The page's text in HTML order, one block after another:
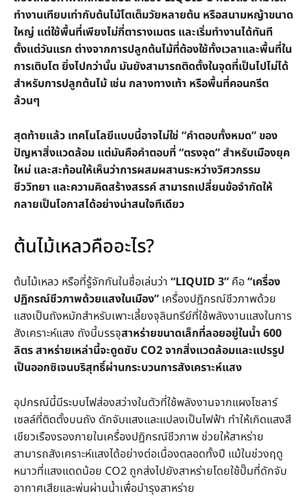
ทำงานเทียบเท่ากับต้นไม้โตเต็มวัยหลายต้น หรือสนามหญ้าขนาด
ใหญ่ แต่ใช้พื้นที่เพียงไม่กี่ตารางเมตร และเริ่มทำงานได้ทันที
ตั้งแต่วันแรก ต่างจากการปลูกต้นไม้ที่ต้องใช้ทั้งเวลาและพื้นที่ใน
การเติบโต ยิ่งไปกว่านั้น มันยังสามารถติดตั้งในจุดที่เป็นไปไม่ได้
สำหรับการปลูกต้นไม้ เช่น กลางทางเท้า หรือพื้นที่คอนกรีต
ล้วนๆ
สุดท้ายแล้ว เทคโนโลยีแบบนี้อาจไม่ใช่ “คำตอบทั้งหมด” ของ
ปัญหาสิ่งแวดล้อม แต่มันคือคำตอบที่ “ตรงจุด” สำหรับเมืองยุค
ใหม่ และสะท้อนให้เห็นว่าการผสมผสานระหว่างวิศวกรรม
ชีววิทยา และความคิดสร้างสรรค์ สามารถเปลี่ยนข้อจำกัดให้
กลายเป็นโอกาสได้อย่างน่าสนใจทีเดียว
ต้นไม้เหลวคืออะไร?
ต้นไม้เหลว หรือที่รู้จักกันในชื่อเล่นว่า “LIQUID 3” คือ“เครื่อง
ปฏิกรณ์ชีวภาพด้วยแสงในเมือง” เครื่องปฏิกรณ์ชีวภาพด้วย
แสงเป็นถังหมักสำหรับเพาะเลี้ยงจุลินทรีย์ที่ใช้พลังงานแสงในการ
สังเคราะห์แสง ถังนี้บรรจุสาหร่ายขนาดเล็กที่ลอยอยู่ในน้ำ 600
ลิตร สาหร่ายเหล่านี้จะดูดซับ CO2 จากสิ่งแวดล้อมและแปรรูป
เป็นออกซิเจนบริสุทธิ์ผ่านกระบวนการสังเคราะห์แสง
อุปกรณ์นี้มีระบบไฟส่องสว่างในตัวที่ใช้พลังงานจากแผงโซลาร์
เซลล์ที่ติดตั้งบนถัง ดักจับแสงและแปลงเป็นไฟฟ้า ทำให้เกิดแสงสี
เขียวเรืองรองภายในเครื่องปฏิกรณ์ชีวภาพ ช่วยให้สาหร่าย
สามารถสังเคราะห์แสงได้อย่างต่อเนื่องตลอดทั้งปี แม้ในช่วงฤดู
หนาวที่แสงแดดน้อย CO2 ถูกส่งไปยังสาหร่ายโดยใช้ปั๊มที่ดักจับ
อากาศเสียและพ่นผ่านน้ำเพื่อบำรุงสาหร่าย